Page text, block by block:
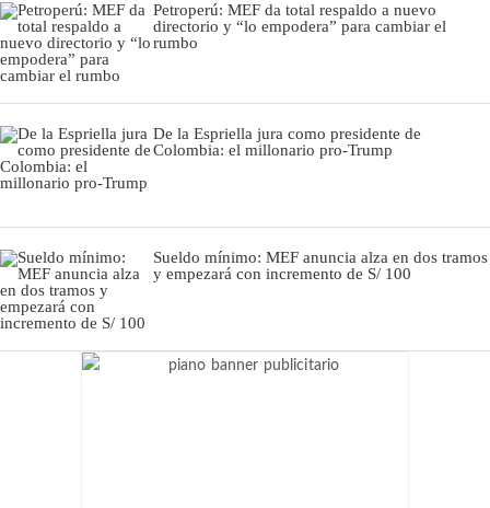
Petroperú: MEF da total respaldo a nuevo
directorio y “lo empodera” para cambiar el
rumbo
De la Espriella jura como presidente de
Colombia: el millonario pro-Trump
Sueldo mínimo: MEF anuncia alza en dos tramos
y empezará con incremento de S/ 100